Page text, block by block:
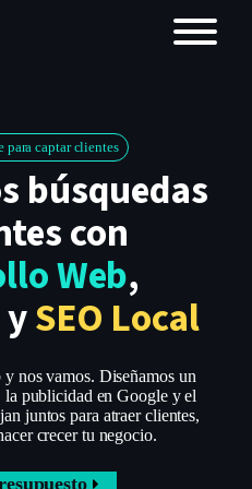
Correo
para captar clientes
búsquedas
con
Web,
ySEO Local
nos vamos. Diseñamos un
la publicidad en Google y el
juntos para atraer clientes,
crecer tu negocio.